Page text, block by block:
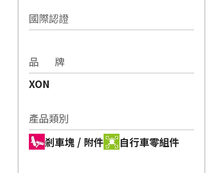
國際認證
品 牌
XON
產品類別
剎車塊 / 附件
自行車零組件